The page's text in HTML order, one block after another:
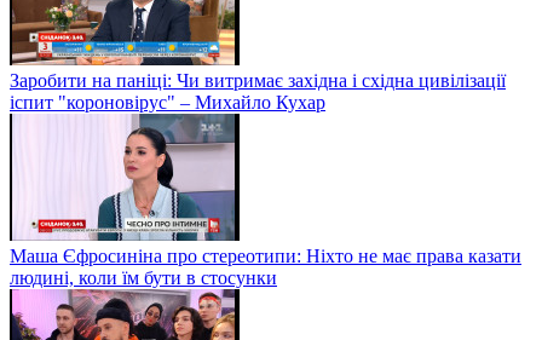
Заробити на паніці: Чи витримає західна і східна цивілізації
іспит "короновірус" – Михайло Кухар
Маша Єфросиніна про стереотипи: Ніхто не має права казати
людині, коли їм бути в стосунки